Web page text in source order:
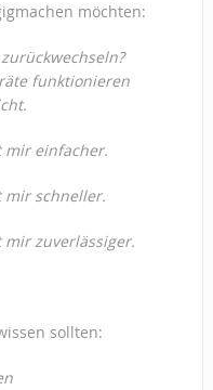
möchten:
funktionieren
mir einfacher.
mir schneller.
mir zuverlässiger.
sollten: